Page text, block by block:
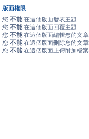
版面權限
您 不能 在這個版面發表主題
您 不能 在這個版面回覆主題
您 不能 在這個版面編輯您的文章
您 不能 在這個版面刪除您的文章
您 不能 在這個版面上傳附加檔案